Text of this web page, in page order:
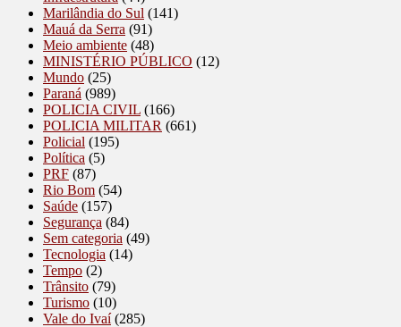
Marilândia do Sul (141)
Mauá da Serra (91)
Meio ambiente (48)
MINISTÉRIO PÚBLICO (12)
Mundo (25)
Paraná (989)
POLICIA CIVIL (166)
POLICIA MILITAR (661)
Policial (195)
Política (5)
PRF (87)
Rio Bom (54)
Saúde (157)
Segurança (84)
Sem categoria (49)
Tecnologia (14)
Tempo (2)
Trânsito (79)
Turismo (10)
Vale do Ivaí(285)